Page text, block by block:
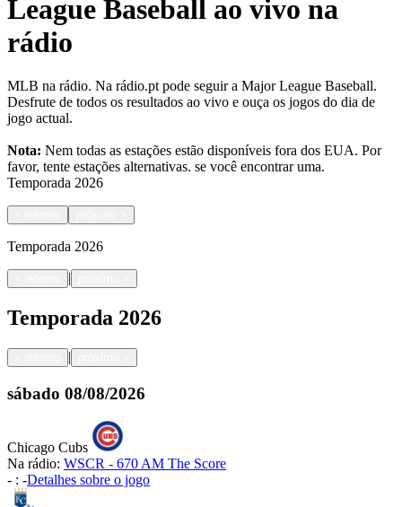
League Baseball ao vivo na
rádio
MLB na rádio. Na rádio.pt pode seguir a Major League Baseball.
Desfrute de todos os resultados ao vivo e ouça os jogos do dia de
jogo actual.
Nota: Nem todas as estações estão disponíveis fora dos EUA. Por
favor, tente estações alternativas. se você encontrar uma.
Temporada 2026
Temporada 2026
|
Temporada 2026
|
sábado 08/08/2026
Chicago Cubs
Na rádio: WSCR - 670 AM The Score
- : -Detalhes sobre o jogo